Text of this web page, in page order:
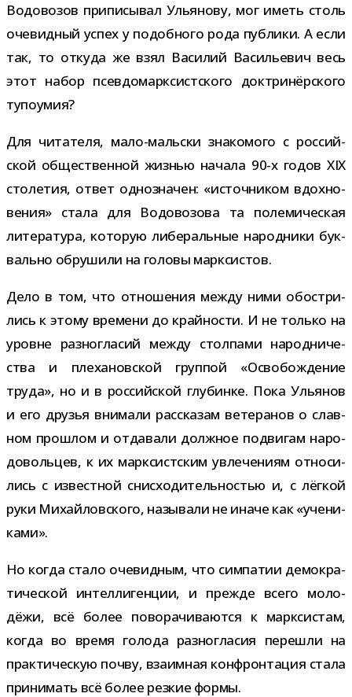
Водовозов при­пи­сы­вал Ульянову, мог иметь столь
оче­вид­ный успех у подоб­ного рода пуб­лики. А если
так, то откуда же взял Василий Васильевич весь
этот набор псев­до­марк­сист­ского док­три­нёр­ского
тупоумия?
Для чита­теля, мало-​мальски зна­ко­мого с рос­сий­
ской обще­ствен­ной жиз­нью начала 90-​х годов XIX
сто­ле­тия, ответ одно­зна­чен: «источ­ни­ком вдох­но­
ве­ния» стала для Водовозова та поле­ми­че­ская
лите­ра­тура, кото­рую либе­раль­ные народ­ники бук­
вально обру­шили на головы марксистов.
Дело в том, что отно­ше­ния между ними обост­ри­
лись к этому вре­мени до край­но­сти. И не только на
уровне раз­но­гла­сий между стол­пами народ­ни­че­
ства и пле­ха­нов­ской груп­пой «Освобождение
труда», но и в рос­сий­ской глу­бинке. Пока Ульянов
и его дру­зья вни­мали рас­ска­зам вете­ра­нов о слав­
ном про­шлом и отда­вали долж­ное подви­гам наро­
до­воль­цев, к их марк­сист­ским увле­че­ниям отно­си­
лись с извест­ной снис­хо­ди­тель­но­стью и, с лёг­кой
руки Михайловского, назы­вали не иначе как «уче­ни­
ками».
Но когда стало оче­вид­ным, что сим­па­тии демо­кра­
ти­че­ской интел­ли­ген­ции, и прежде всего моло­
дёжи, всё более пово­ра­чи­ва­ются к марк­си­стам,
когда во время голода раз­но­гла­сия пере­шли на
прак­ти­че­скую почву, вза­им­ная кон­фрон­та­ция стала
при­ни­мать всё более рез­кие формы.